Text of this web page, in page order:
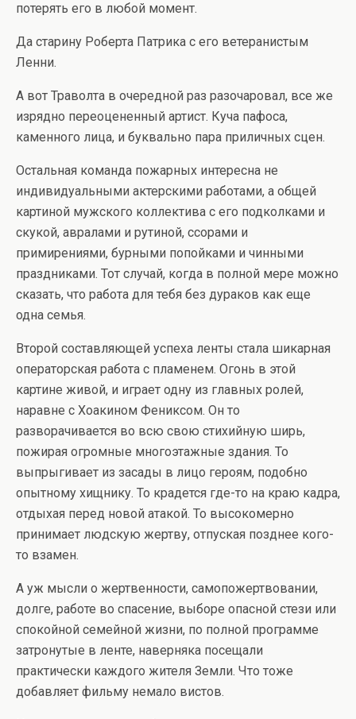
потерять его в любой момент.
Да старину Роберта Патрика с его ветеранистым
Ленни.
А вот Траволта в очередной раз разочаровал, все же
изрядно переоцененный артист. Куча пафоса,
каменного лица, и буквально пара приличных сцен.
Остальная команда пожарных интересна не
индивидуальными актерскими работами, а общей
картиной мужского коллектива с его подколками и
скукой, авралами и рутиной, ссорами и
примирениями, бурными попойками и чинными
праздниками. Тот случай, когда в полной мере можно
сказать, что работа для тебя без дураков как еще
одна семья.
Второй составляющей успеха ленты стала шикарная
операторская работа с пламенем. Огонь в этой
картине живой, и играет одну из главных ролей,
наравне с Хоакином Фениксом. Он то
разворачивается во всю свою стихийную ширь,
пожирая огромные многоэтажные здания. То
выпрыгивает из засады в лицо героям, подобно
опытному хищнику. То крадется где-то на краю кадра,
отдыхая перед новой атакой. То высокомерно
принимает людскую жертву, отпуская позднее кого-
то взамен.
А уж мысли о жертвенности, самопожертвовании,
долге, работе во спасение, выборе опасной стези или
спокойной семейной жизни, по полной программе
затронутые в ленте, наверняка посещали
практически каждого жителя Земли. Что тоже
добавляет фильму немало вистов.